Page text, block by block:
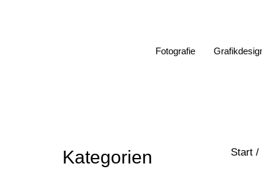
Fotografie
Start /
Kategorien